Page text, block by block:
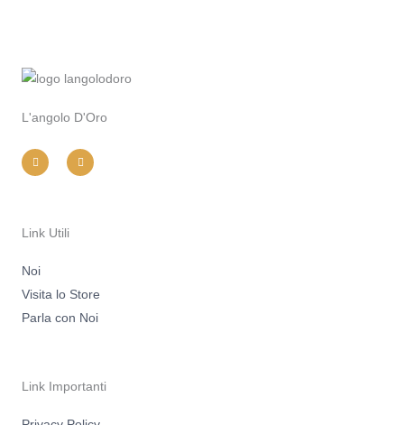
L'angolo D'Oro
s
t
m
c
e
Link Utili
Noi
Visita lo Store
Parla con Noi
Link Importanti